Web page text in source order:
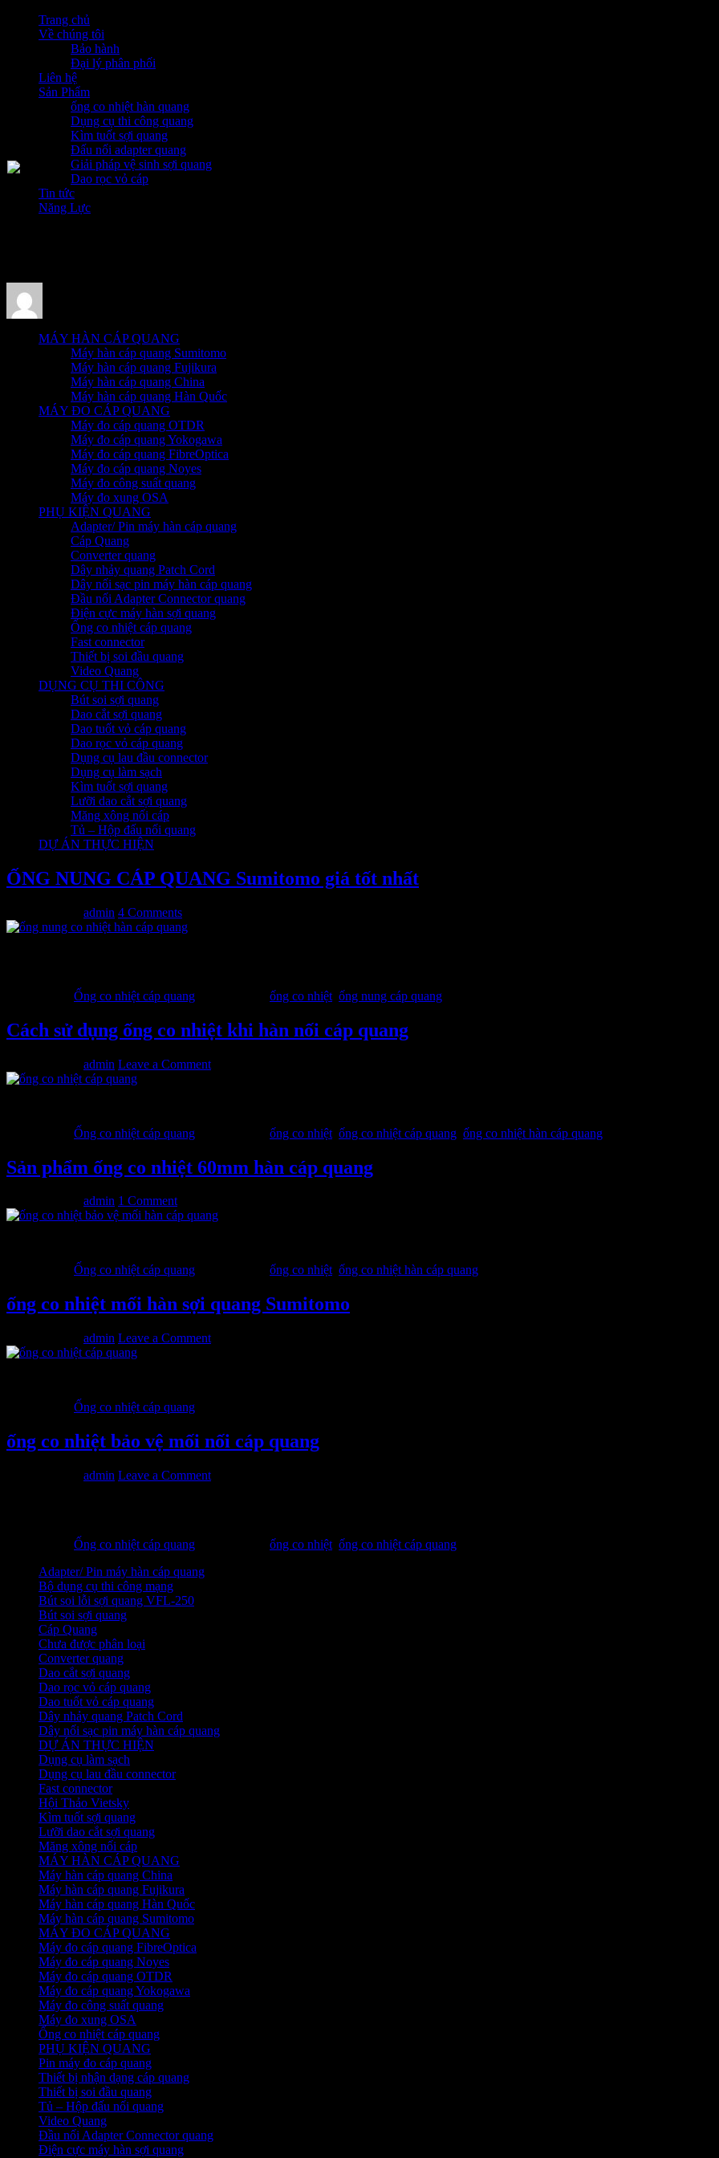
Trang chủ
Về chúng tôi
Bảo hành
Đại lý phân phối
Liên hệ
Sản Phẩm
ống co nhiệt hàn quang
Dụng cụ thi công quang
Kìm tuốt sợi quang
Đấu nối adapter quang
Giải pháp vệ sinh sợi quang
Dao rọc vỏ cáp
Tin tức
Năng Lực
MÁY HÀN CÁP QUANG
Máy hàn cáp quang Sumitomo
Máy hàn cáp quang Fujikura
Máy hàn cáp quang China
Máy hàn cáp quang Hàn Quốc
MÁY ĐO CÁP QUANG
Máy đo cáp quang OTDR
Máy đo cáp quang Yokogawa
Máy đo cáp quang FibreOptica
Máy đo cáp quang Noyes
Máy đo công suất quang
Máy đo xung OSA
PHỤ KIỆN QUANG
Adapter/ Pin máy hàn cáp quang
Cáp Quang
Converter quang
Dây nhảy quang Patch Cord
Dây nối sạc pin máy hàn cáp quang
Đầu nối Adapter Connector quang
Điện cực máy hàn sợi quang
Ống co nhiệt cáp quang
Fast connector
Thiết bị soi đầu quang
Video Quang
DỤNG CỤ THI CÔNG
Bút soi sợi quang
Dao cắt sợi quang
Dao tuốt vỏ cáp quang
Dao rọc vỏ cáp quang
Dụng cụ lau đầu connector
Dụng cụ làm sạch
Kìm tuốt sợi quang
Lưỡi dao cắt sợi quang
Măng xông nối cáp
Tủ – Hộp đấu nối quang
DỰ ÁN THỰC HIỆN
ỐNG NUNG CÁP QUANG Sumitomo giá tốt nhất
admin 4 Comments
Ống co nhiệt cáp quang ống co nhiệt ống nung cáp quang
Cách sử dụng ống co nhiệt khi hàn nối cáp quang
admin Leave a Comment
Ống co nhiệt cáp quang ống co nhiệt ống co nhiệt cáp quang ống co nhiệt hàn cáp quang
Sản phẩm ống co nhiệt 60mm hàn cáp quang
admin 1 Comment
Ống co nhiệt cáp quang ống co nhiệt, ống co nhiệt hàn cáp quang
ống co nhiệt mối hàn sợi quang Sumitomo
admin Leave a Comment
Ống co nhiệt cáp quang
ống co nhiệt bảo vệ mối nối cáp quang
admin Leave a Comment
Ống co nhiệt cáp quang ống co nhiệt ống co nhiệt cáp quang
Adapter/ Pin máy hàn cáp quang
Bộ dụng cụ thi công mạng
Bút soi lỗi sợi quang VFL-250
Bút soi sợi quang
Cáp Quang
Chưa được phân loại
Converter quang
Dao cắt sợi quang
Dao rọc vỏ cáp quang
Dao tuốt vỏ cáp quang
Dây nhảy quang Patch Cord
Dây nối sạc pin máy hàn cáp quang
DỰ ÁN THỰC HIỆN
Dụng cụ làm sạch
Dụng cụ lau đầu connector
Fast connector
Hội Thảo Vietsky
Kìm tuốt sợi quang
Lưỡi dao cắt sợi quang
Măng xông nối cáp
MÁY HÀN CÁP QUANG
Máy hàn cáp quang China
Máy hàn cáp quang Fujikura
Máy hàn cáp quang Hàn Quốc
Máy hàn cáp quang Sumitomo
MÁY ĐO CÁP QUANG
Máy đo cáp quang FibreOptica
Máy đo cáp quang Noyes
Máy đo cáp quang OTDR
Máy đo cáp quang Yokogawa
Máy đo công suất quang
Máy đo xung OSA
Ống co nhiệt cáp quang
PHỤ KIỆN QUANG
Pin máy đo cáp quang
Thiết bị nhận dạng cáp quang
Thiết bị soi đầu quang
Tủ – Hộp đấu nối quang
Video Quang
Đầu nối Adapter Connector quang
Điện cực máy hàn sợi quang